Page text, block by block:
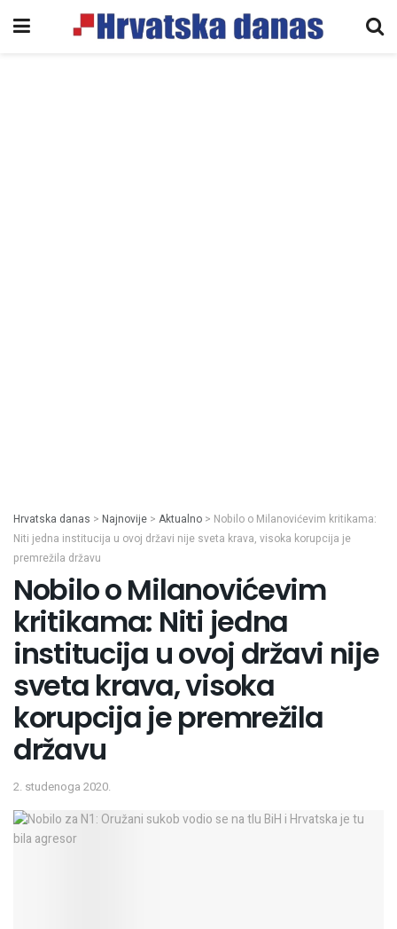
Hrvatska danas > Najnovije > Aktualno > Nobilo o Milanovićevim kritikama:
Niti jedna institucija u ovoj državi nije sveta krava, visoka korupcija je
premrežila državu
Nobilo o Milanovićevim
kritikama: Niti jedna
institucija u ovoj državi nije
sveta krava, visoka
korupcija je premrežila
državu
2. studenoga 2020.